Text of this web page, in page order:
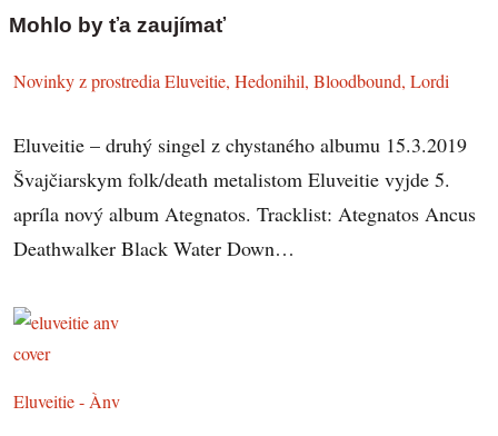
Mohlo by ťa zaujímať
Novinky z prostredia Eluveitie, Hedonihil, Bloodbound, Lordi
Eluveitie – druhý singel z chystaného albumu 15.3.2019
Švajčiarskym folk/death metalistom Eluveitie vyjde 5.
apríla nový album Ategnatos. Tracklist: Ategnatos Ancus
Deathwalker Black Water Down…
Eluveitie - Ànv